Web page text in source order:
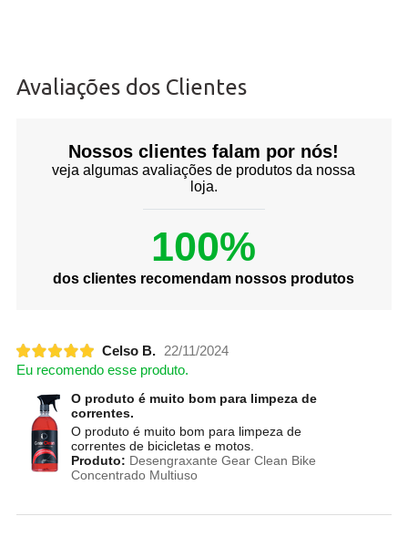
Avaliações dos Clientes
Nossos clientes falam por nós!
veja algumas avaliações de produtos da nossa
loja.
100%
dos clientes recomendam nossos produtos
Celso B.
22/11/2024
Eu recomendo esse produto.
O produto é muito bom para limpeza de
correntes.
O produto é muito bom para limpeza de
correntes de bicicletas e motos.
Produto: Desengraxante Gear Clean Bike
Concentrado Multiuso